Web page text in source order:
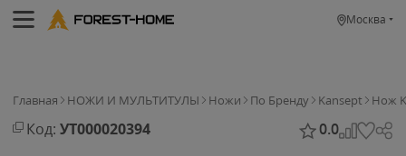
Москва
Главная НОЖИ И МУЛЬТИТУЛЫ Ножи По Бренду Kansept Нож
Код: УТ000020394 0.0